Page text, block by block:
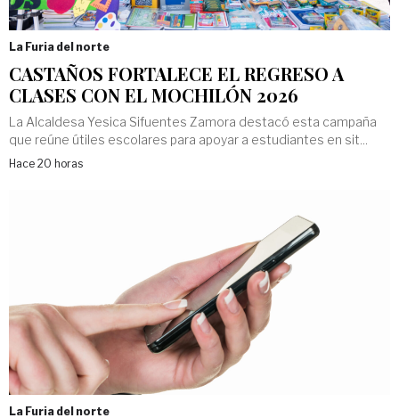
La Furia del norte
CASTAÑOS FORTALECE EL REGRESO A
CLASES CON EL MOCHILÓN 2026
La Alcaldesa Yesica Sifuentes Zamora destacó esta campaña
que reúne útiles escolares para apoyar a estudiantes en sit...
Hace 20 horas
La Furia del norte